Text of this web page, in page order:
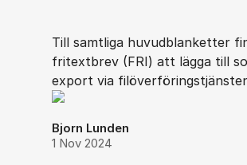
Till samtliga huvudblanketter
fritextbrev (FRI) att lägga till
export via
Bjorn Lunden
1 Nov 2024